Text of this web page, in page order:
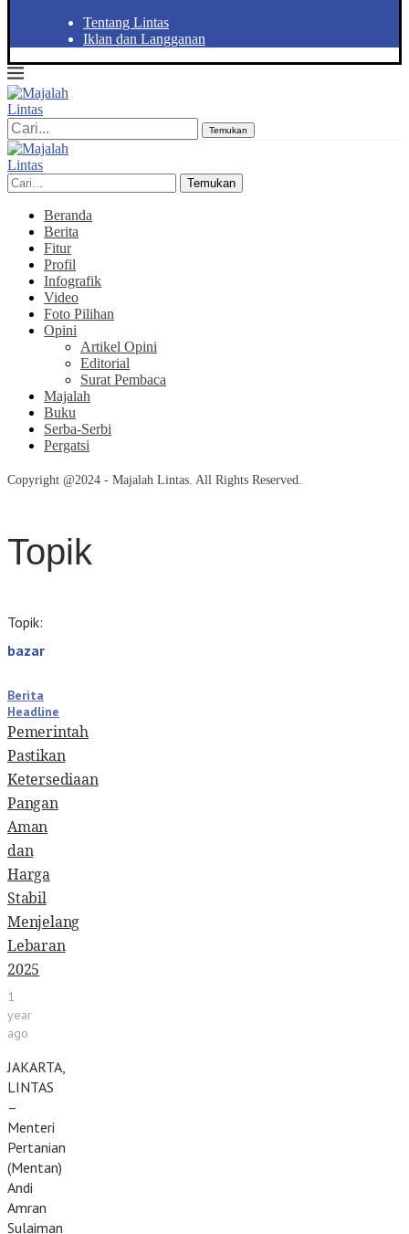
Tentang Lintas
Iklan dan Langganan
Temukan
Temukan
Beranda
Berita
Fitur
Profil
Infografik
Video
Foto Pilihan
Opini
Artikel Opini
Editorial
Surat Pembaca
Majalah
Buku
Serba-Serbi
Pergatsi
Copyright @2024 - Majalah Lintas. All Rights Reserved.
Topik
Topik:
bazar
Berita
Headline
Pemerintah
Pastikan
Ketersediaan
Pangan
Aman
dan
Harga
Stabil
Menjelang
Lebaran
2025
1
year
ago
JAKARTA,
LINTAS
–
Menteri
Pertanian
(Mentan)
Andi
Amran
Sulaiman